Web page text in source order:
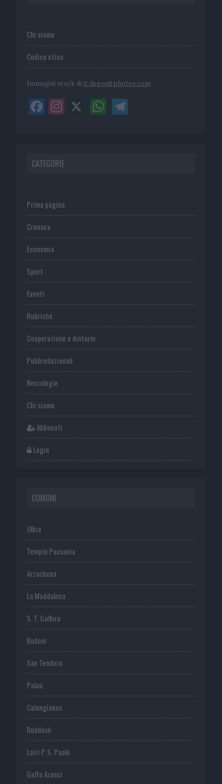
Chi siamo
Codice etico
Immagini stock di it.depositphotos.com
CATEGORIE
Prima pagina
Cronaca
Economia
Sport
Eventi
Rubriche
Cooperazione e dintorni
Publiredazionali
Necrologie
Chi siamo
Abbonati
Login
COMUNI
Olbia
Tempio Pausania
Arzachena
La Maddalena
S. T. Gallura
Budoni
San Teodoro
Palau
Calangianus
Buddusò
Loiri P. S. Paolo
Golfo Aranci